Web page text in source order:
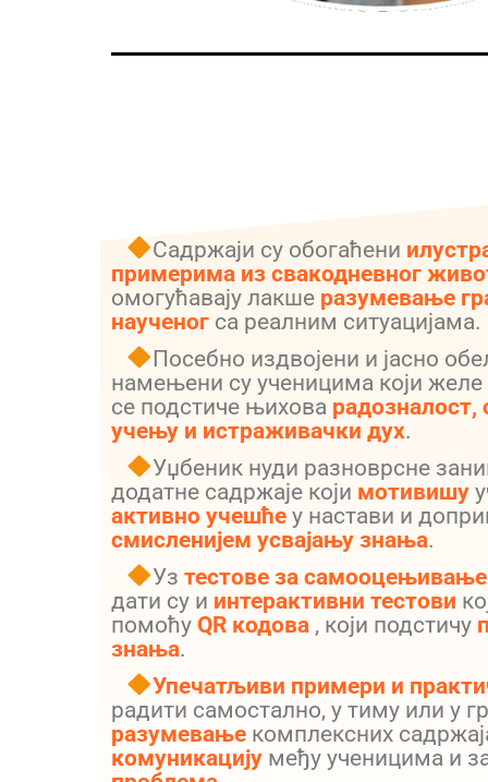
Садржаји су обогаћени
примерима из свакодневног
омогућавају лакше разумевање
наученог са реалним ситуацијама.
Посебно издвојени и јасно
намењени су ученицима који
се подстиче њихова радозналост,
учењу и истраживачки дух.
Уџбеник нуди разноврсне
додатне садржаје који мотивишу
активно учешће у настави и
смисленијем усвајању знања.
Узтестове за самооцењивање
дати су и интерактивни тестови
помоћу QR кодова , који подстичу
знања.
Упечатљиви примери и
радити самостално, у тиму или у
разумевање комплексних
комуникацију међу ученицима и